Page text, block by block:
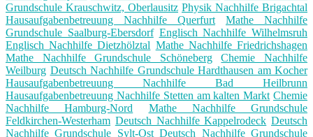
Grundschule Krauschwitz, Oberlausitz Physik Nachhilfe Brigachtal
Hausaufgabenbetreuung Nachhilfe Querfurt
Mathe Nachhilfe
Grundschule Saalburg-Ebersdorf Englisch Nachhilfe Wilhelmsruh
Englisch Nachhilfe Dietzhölztal Mathe Nachhilfe Friedrichshagen
Mathe Nachhilfe Grundschule Schöneberg
Chemie Nachhilfe
Weilburg Deutsch Nachhilfe Grundschule Hardthausen am Kocher
Hausaufgabenbetreuung Nachhilfe Bad Heilbrunn
Hausaufgabenbetreuung Nachhilfe Stetten am kalten Markt Chemie
Nachhilfe Hamburg-Nord
Mathe Nachhilfe Grundschule
Feldkirchen-Westerham Deutsch Nachhilfe Kappelrodeck Deutsch
Nachhilfe Grundschule Sylt-Ost Deutsch Nachhilfe Grundschule